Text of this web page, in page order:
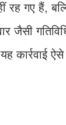
रह गए हैं,
जैसी
कार्रवाई